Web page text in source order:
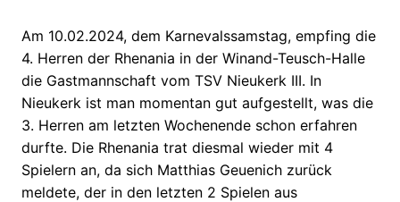
Am 10.02.2024, dem Karnevalssamstag, empfing die
4. Herren der Rhenania in der Winand-Teusch-Halle
die Gastmannschaft vom TSV Nieukerk III. In
Nieukerk ist man momentan gut aufgestellt, was die
3. Herren am letzten Wochenende schon erfahren
durfte. Die Rhenania trat diesmal wieder mit 4
Spielern an, da sich Matthias Geuenich zurück
meldete, der in den letzten 2 Spielen aus